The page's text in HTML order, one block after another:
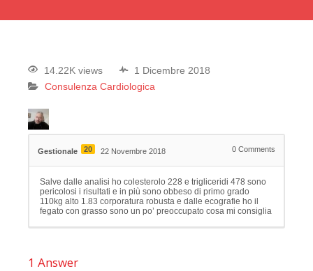
14.22K views
1 Dicembre 2018
Consulenza Cardiologica
Gestionale 20 22 Novembre 2018 0 Comments
Salve dalle analisi ho colesterolo 228 e trigliceridi 478 sono
pericolosi i risultati e in più sono obbeso di primo grado
110kg alto 1.83 corporatura robusta e dalle ecografie ho il
fegato con grasso sono un po’ preoccupato cosa mi consiglia
1 Answer